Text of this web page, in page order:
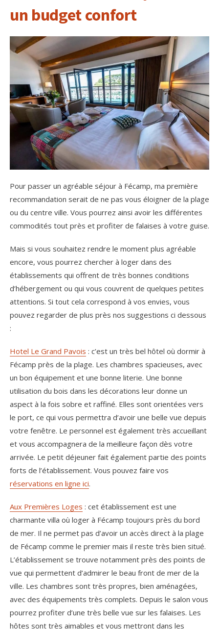
un budget confort
Pour passer un agréable séjour à Fécamp, ma première
recommandation serait de ne pas vous éloigner de la plage
ou du centre ville. Vous pourrez ainsi avoir les différentes
commodités tout près et profiter de falaises à votre guise.
Mais si vous souhaitez rendre le moment plus agréable
encore, vous pourrez chercher à loger dans des
établissements qui offrent de très bonnes conditions
d’hébergement ou qui vous couvrent de quelques petites
attentions. Si tout cela correspond à vos envies, vous
pouvez regarder de plus près nos suggestions ci dessous
:
Hotel Le Grand Pavois : c’est un très bel hôtel où dormir à
Fécamp près de la plage. Les chambres spacieuses, avec
un bon équipement et une bonne literie. Une bonne
utilisation du bois dans les décorations leur donne un
aspect à la fois sobre et raffiné. Elles sont orientées vers
le port, ce qui vous permettra d’avoir une belle vue depuis
votre fenêtre. Le personnel est également très accueillant
et vous accompagnera de la meilleure façon dès votre
arrivée. Le petit déjeuner fait également partie des points
forts de l’établissement. Vous pouvez faire vos
réservations en ligne ici.
Aux Premières Loges : cet établissement est une
charmante villa où loger à Fécamp toujours près du bord
de mer. Il ne permet pas d’avoir un accès direct à la plage
de Fécamp comme le premier mais il reste très bien situé.
L’établissement se trouve notamment près des points de
vue qui permettent d’admirer le beau front de mer de la
ville. Les chambres sont très propres, bien aménagées,
avec des équipements très complets. Depuis le salon vous
pourrez profiter d’une très belle vue sur les falaises. Les
hôtes sont très aimables et vous mettront dans les